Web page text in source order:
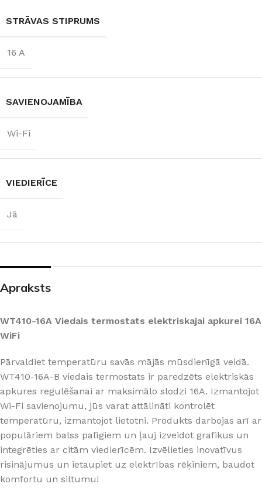
STRĀVAS STIPRUMS
16 A
SAVIENOJAMĪBA
Wi-Fi
VIEDIERĪCE
Jā
Apraksts
WT410-16A Viedais termostats elektriskajai apkurei 16A
WiFi
Pārvaldiet temperatūru savās mājās mūsdienīgā veidā.
WT410-16A-B viedais termostats ir paredzēts elektriskās
apkures regulēšanai ar maksimālo slodzi 16A. Izmantojot
Wi-Fi savienojumu, jūs varat attālināti kontrolēt
temperatūru, izmantojot lietotni. Produkts darbojas arī ar
populāriem balss palīgiem un ļauj izveidot grafikus un
integrēties ar citām viedierīcēm. Izvēlieties inovatīvus
risinājumus un ietaupiet uz elektrības rēķiniem, baudot
komfortu un siltumu!